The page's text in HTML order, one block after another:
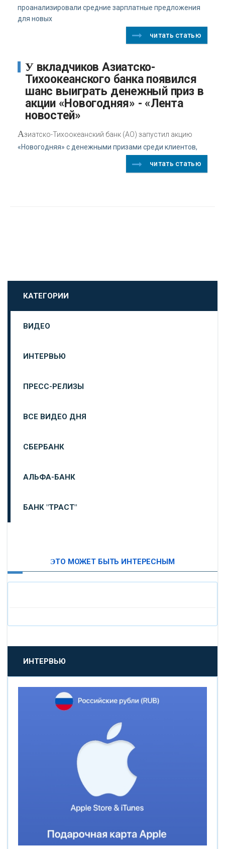
проанализировали средние зарплатные предложения
для новых
читать статью
У вкладчиков Азиатско-
Тихоокеанского банка появился
шанс выиграть денежный приз в
акции «Новогодняя» - «Лента
новостей»
Азиатско-Тихоокеанский банк (АО) запустил акцию
«Новогодняя» с денежными призами среди клиентов,
читать статью
КАТЕГОРИИ
ВИДЕО
ИНТЕРВЬЮ
ПРЕСС-РЕЛИЗЫ
ВСЕ ВИДЕО ДНЯ
СБЕРБАНК
АЛЬФА-БАНК
БАНК "ТРАСТ"
«БАНК САНКТ-ПЕТЕРБУРГ»
«ПРОМСВЯЗЬБАНК»
«НОВИКОМБАНК»
«ВНЕШПРОМБАНК»
«БАНК ГЛОБЭКС»
«СОВКОМБАНК»
ЭТО МОЖЕТ БЫТЬ ИНТЕРЕСНЫМ
ИНТЕРВЬЮ